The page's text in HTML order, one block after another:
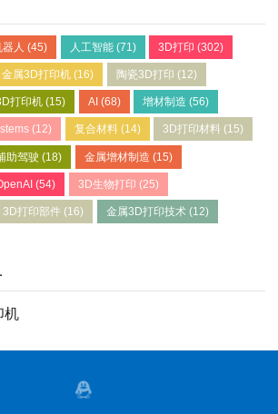
器人 (45) 人工智能(71) 3D打印 (302)
金属3D打印机 (16) 陶瓷3D打印 (12)
打印机 (15) AI (68) 增材制造 (56)
(12) 复合材料(14) 3D打印材料 (15)
助驾驶 (18) 金属增材制造 (15)
(54) 3D生物打印 (25)
3D打印部件 (16) 金属3D打印技术(12)